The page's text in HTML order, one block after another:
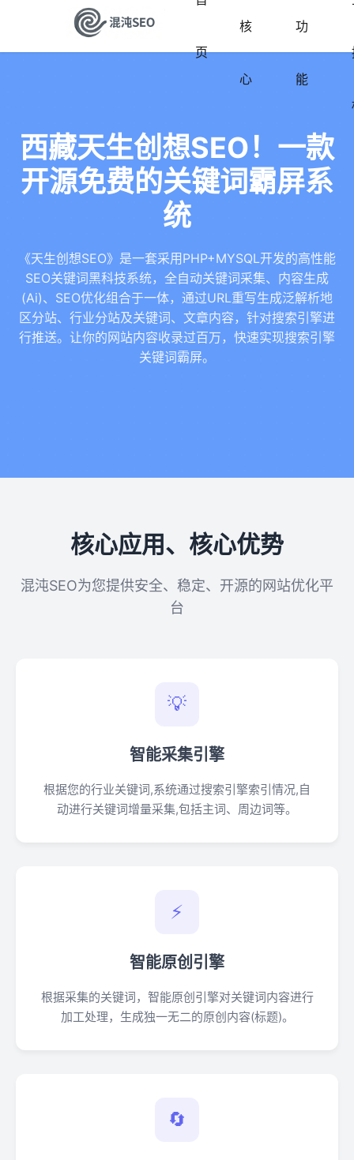
页
核
心
功
能
西藏天生创想SEO！一款
开源免费的关键词霸屏系
统
《天生创想SEO》是一套采用PHP+MYSQL开发的高性能
SEO关键词黑科技系统，全自动关键词采集、内容生成
(Ai)、SEO优化组合于一体，通过URL重写生成泛解析地
区分站、行业分站及关键词、文章内容，针对搜索引擎进
行推送。让你的网站内容收录过百万，快速实现搜索引擎
关键词霸屏。
核心应用、核心优势
混沌SEO为您提供安全、稳定、开源的网站优化平
台
💡
智能采集引擎
根据您的行业关键词,系统通过搜索引擎索引情况,自
动进行关键词增量采集,包括主词、周边词等。
⚡
智能原创引擎
根据采集的关键词，智能原创引擎对关键词内容进行
加工处理，生成独一无二的原创内容(标题)。
🔄